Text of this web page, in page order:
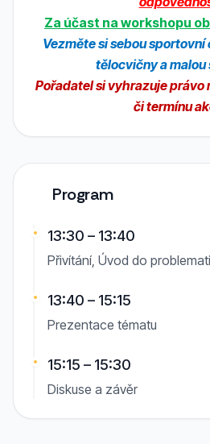
Za účast na workshopu
Vezměte si sebou sportovní
tělocvičny a malou
Pořadatel si vyhrazuje právo
či termínu
Program
13:30 – 13:40
Přivítání, Úvod do
13:40 – 15:15
Prezentace tématu
15:15 – 15:30
Diskuse a závěr